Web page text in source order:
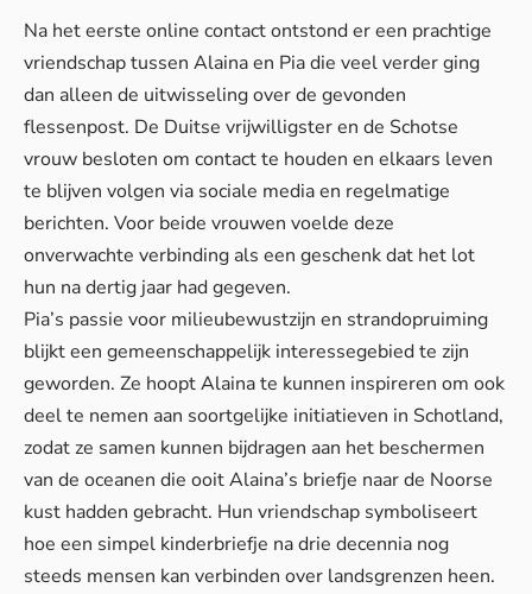
Na het eerste online contact ontstond er een prachtige
vriendschap tussen Alaina en Pia die veel verder ging
dan alleen de uitwisseling over de gevonden
flessenpost. De Duitse vrijwilligster en de Schotse
vrouw besloten om contact te houden en elkaars leven
te blijven volgen via sociale media en regelmatige
berichten. Voor beide vrouwen voelde deze
onverwachte verbinding als een geschenkdat het lot
hun na dertig jaar had gegeven.
Pia’s passie voor milieubewustzijn en strandopruiming
blijkt een gemeenschappelijk interessegebied te zijn
geworden. Ze hoopt Alaina te kunnen inspireren om ook
deel te nemen aan soortgelijke initiatieven in Schotland,
zodat ze samen kunnen bijdragen aan het beschermen
van de oceanen die ooit Alaina’s briefje naar de Noorse
kust hadden gebracht. Hun vriendschap symboliseert
hoe een simpel kinderbriefje na drie decennia nog
steeds mensen kan verbinden over landsgrenzen heen.